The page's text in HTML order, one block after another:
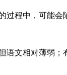
中，可能会
相对薄弱；